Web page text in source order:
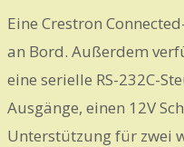
Eine Crestron
an Bord. Außerdem
eine serielle RS-232C-
Ausgänge, einen 12V
Unterstützung für zwei